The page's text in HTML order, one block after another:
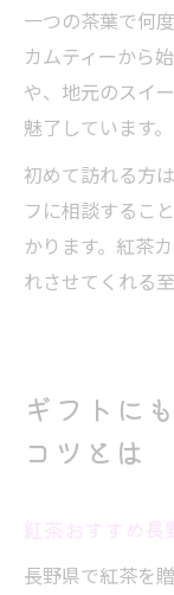
一つの茶葉で何
カムティーから
や、地元のスイ
魅了しています。
初めて訪れる方
フに相談するこ
かります。紅茶
れさせてくれる
ギフトに
コツとは
長野県で紅茶を